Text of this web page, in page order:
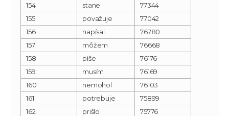
154
stane
77344
155
považuje
77042
156
napísal
76780
157
môžem
76668
158
píše
76176
159
musím
76169
160
nemohol
76103
161
potrebuje
75899
162
prišlo
75776